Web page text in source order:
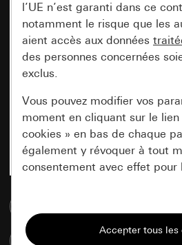
l’UE n’est garanti dans ce
notamment le risque que les
aient accès aux données
des personnes concernées
exclus.
Vous pouvez modifier vos
moment en cliquant sur le
cookies » en bas de chaque
également y révoquer à tout
consentement avec effet pour
Tous les cookies dont nous